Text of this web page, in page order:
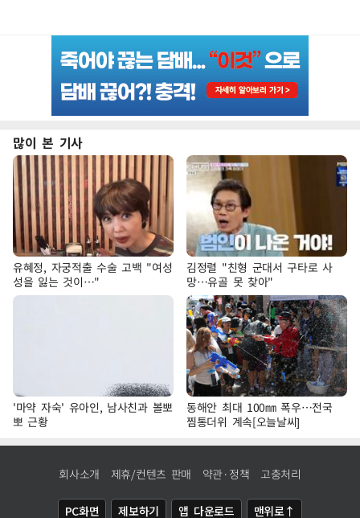
많이 본 기사
유혜정, 자궁적출 수술 고백 "여성
성을 잃는 것이…"
김정렬 "친형 군대서 구타로 사
망…유골 못 찾아"
'마약 자숙' 유아인, 남사친과 볼뽀
뽀 근황
동해안 최대 100㎜ 폭우…전국
찜통더위 계속[오늘날씨]
회사소개 제휴/컨텐츠 판매 약관·정책 고충처리
PC화면 제보하기 앱 다운로드 맨위로↑